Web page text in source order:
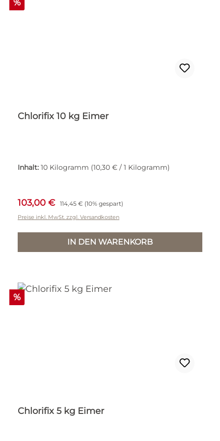
%
Chlorifix 10 kg Eimer
Inhalt: 10 Kilogramm (10,30 € / 1 Kilogramm)
Verkaufspreis:
103,00 € Regulärer Preis:
114,45 € (10% gespart)
Preise inkl. MwSt. zzgl. Versandkosten
IN DEN WARENKORB
Rabatt
%
Chlorifix 5 kg Eimer